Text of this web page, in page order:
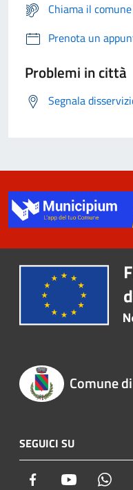
Chiama il
Prenota un
Problemi in città
Segnala
Comune
SEGUICI SU
Facebook Youtube